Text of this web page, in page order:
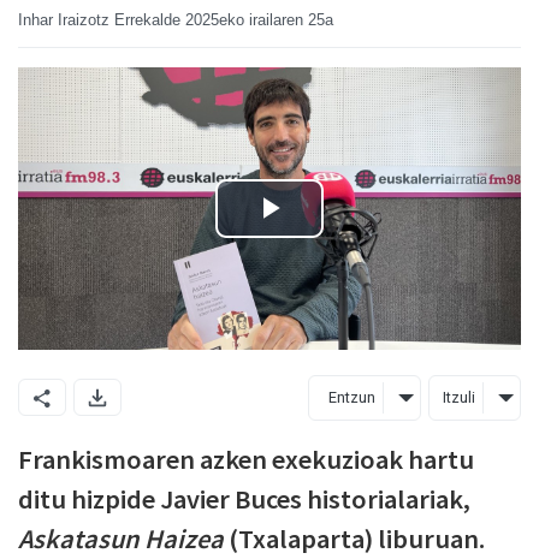
Inhar Iraizotz Errekalde 2025eko irailaren 25a
Entzun Itzuli
Frankismoaren azken exekuzioak hartu
ditu hizpide Javier Buces historialariak,
Askatasun Haizea (Txalaparta) liburuan.